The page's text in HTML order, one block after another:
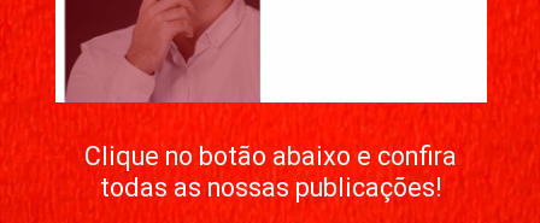
Clique no botão abaixo e confira
todas as nossas publicações!